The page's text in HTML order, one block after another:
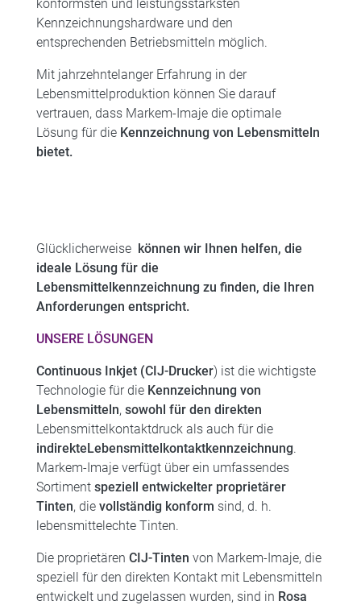
konformsten und leistungsstärksten
Kennzeichnungshardware und den
entsprechenden Betriebsmitteln möglich.
Mit jahrzehntelanger Erfahrung in der
Lebensmittelproduktion können Sie darauf
vertrauen, dass Markem-Imaje die optimale
Lösung für die Kennzeichnung von Lebensmitteln
bietet.
Glücklicherweise können wir Ihnen helfen, die
ideale Lösung für die
Lebensmittelkennzeichnung zu finden, die Ihren
Anforderungen entspricht.
UNSERE LÖSUNGEN
Continuous Inkjet (CIJ-Drucker) ist die wichtigste
Technologie für die Kennzeichnung von
Lebensmitteln, sowohl für den direkten
Lebensmittelkontaktdruck als auch für die
indirekteLebensmittelkontaktkennzeichnung.
Markem-Imaje verfügt über ein umfassendes
Sortiment speziell entwickelter proprietärer
Tinten, die vollständig konform sind, d. h.
lebensmittelechte Tinten.
Die proprietären CIJ-Tinten von Markem-Imaje, die
speziell für den direkten Kontakt mit Lebensmitteln
entwickelt und zugelassen wurden, sind in Rosa